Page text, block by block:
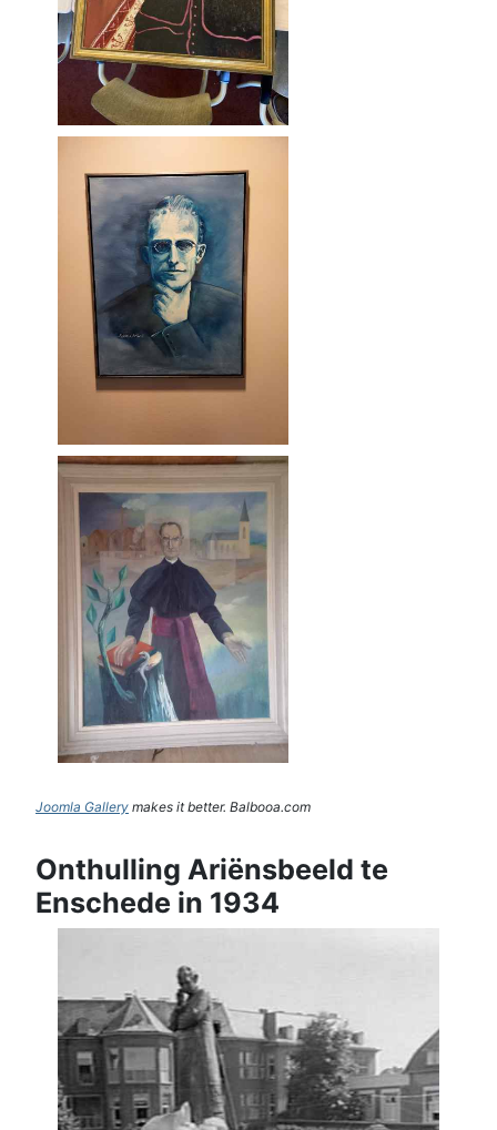
Joomla Gallery makes it better. Balbooa.com
Onthulling Ariënsbeeld te
Enschede in 1934